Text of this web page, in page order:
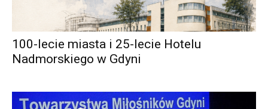
100-lecie miasta i 25-lecie Hotelu
Nadmorskiego w Gdyni